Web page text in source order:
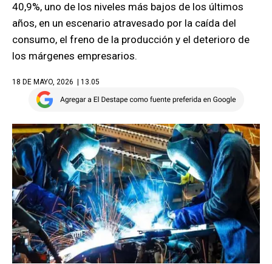
40,9%, uno de los niveles más bajos de los últimos
años, en un escenario atravesado por la caída del
consumo, el freno de la producción y el deterioro de
los márgenes empresarios.
18 DE MAYO, 2026 | 13.05